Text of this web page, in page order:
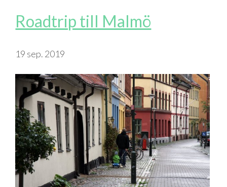
Roadtrip till Malmö
19 sep. 2019